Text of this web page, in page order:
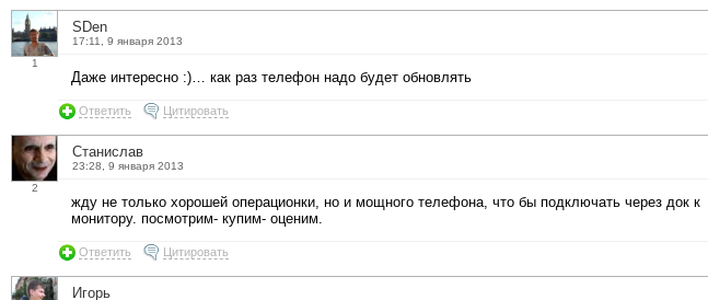
1
SDen
17:11, 9 января 2013
Даже интересно :)… как раз телефон надо будет обновлять
Ответить Цитировать
2
Станислав
23:28, 9 января 2013
жду не только хорошей операционки, но и мощного телефона, что бы подключать через док к
монитору. посмотрим- купим- оценим.
Ответить Цитировать
Игорь